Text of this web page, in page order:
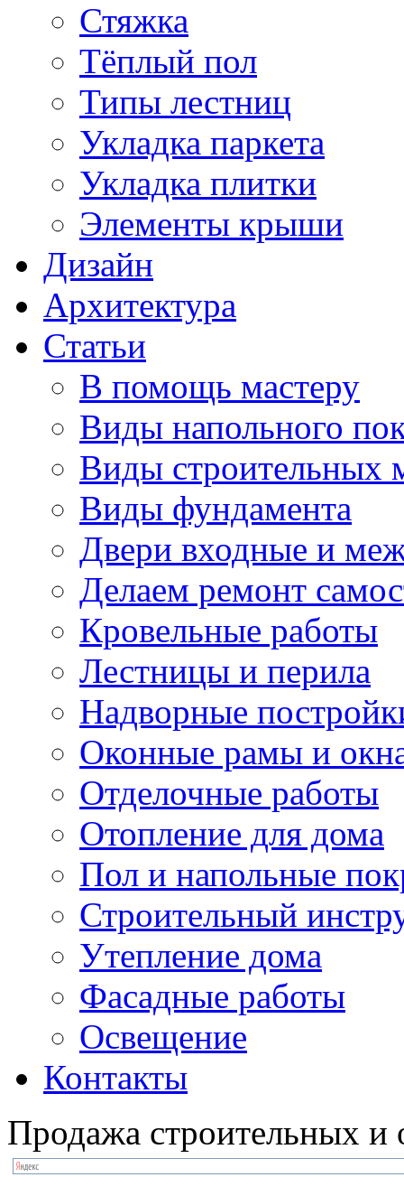
Стяжка
Тёплый пол
Типы лестниц
Укладка паркета
Укладка плитки
Элементы крыши
Дизайн
Архитектура
Статьи
В помощь мастеру
Виды напольного
Виды строительных
Виды фундамента
Двери входные и
Делаем ремонт
Кровельные работы
Лестницы и перила
Надворные
Оконные рамы и
Отделочные работы
Отопление для дома
Пол и напольные
Строительный
Утепление дома
Фасадные работы
Освещение
Контакты
Продажа строительных и